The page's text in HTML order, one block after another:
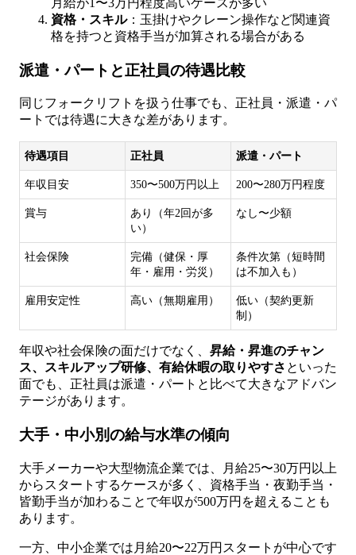
資格・スキル：玉掛けやクレーン操作など関連資
格を持つと資格手当が加算される場合がある
派遣・パートと正社員の待遇比較
同じフォークリフトを扱う仕事でも、正社員・派遣・パ
ートでは待遇に大きな差があります。
待遇項目 正社員 派遣・パート
年収目安 350〜500万円以上 200〜280万円程度
賞与
あり（年2回が多
い）
なし〜少額
社会保険
完備（健保・厚
年・雇用・労災）
条件次第（短時間
は不加入も）
雇用安定性 高い（無期雇用）
低い（契約更新
制）
年収や社会保険の面だけでなく、 昇給・昇進のチャン
ス、スキルアップ研修、有給休暇の取りやすさ といった
面でも、正社員は派遣・パートと比べて大きなアドバン
テージがあります。
大手・中小別の給与水準の傾向
大手メーカーや大型物流企業では、月給25〜30万円以上
からスタートするケースが多く、資格手当・夜勤手当・
皆勤手当が加わることで年収が500万円を超えることも
あります。
一方、中小企業では月給20〜22万円スタートが中心です